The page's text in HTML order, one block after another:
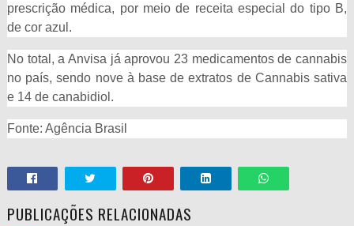
prescrição médica, por meio de receita especial do tipo B,
de cor azul.
No total, a Anvisa já aprovou 23 medicamentos de cannabis
no país, sendo nove à base de extratos de Cannabis sativa
e 14 de canabidiol.
Fonte: Agência Brasil
PUBLICAÇÕES RELACIONADAS